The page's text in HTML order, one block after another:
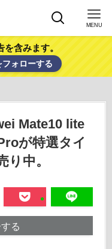
MENU
含みます。
ォローする
Mate10 lite
が特選タイ
り中。
る